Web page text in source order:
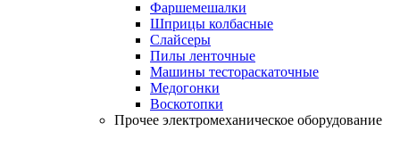
Фаршемешалки
Шприцы колбасные
Слайсеры
Пилы ленточные
Машины тестораскаточные
Медогонки
Воскотопки
Прочее электромеханическое оборудование